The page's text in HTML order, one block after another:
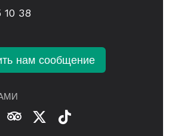
10 38
нам сообщение